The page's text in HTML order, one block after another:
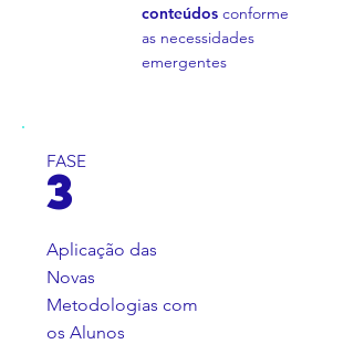
conteúdos conforme
as necessidades
emergentes
FASE
3
Aplicação das
Novas
Metodologias com
os Alunos